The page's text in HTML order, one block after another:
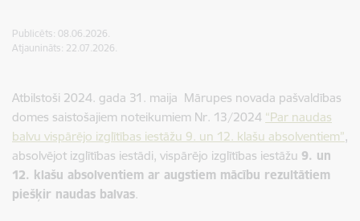
Publicēts: 08.06.2026.
Atjaunināts: 22.07.2026.
Atbilstoši 2024. gada 31. maija Mārupes novada pašvaldības
domes saistošajiem noteikumiem Nr. 13/2024 “Par naudas
balvu vispārējo izglītības iestāžu 9. un 12. klašu absolventiem”,
absolvējot izglītības iestādi, vispārējo izglītības iestāžu 9. un
12. klašu absolventiem ar augstiem mācību rezultātiem
piešķir naudas balvas.